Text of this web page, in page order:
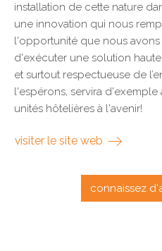
installation de cette nature
une innovation qui nous
l'opportunité que nous
d'exécuter une solution
et surtout respectueuse de
l'espérons, servira
unités hôtelières à l'avenir!
visiter le site web
connaissez